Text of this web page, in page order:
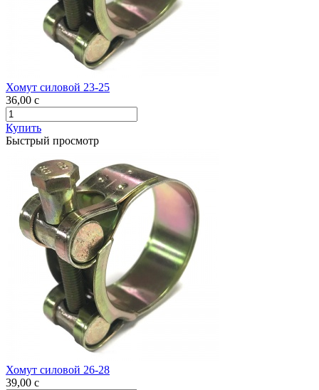
Хомут силовой 23-25
36,00 c
Купить
Быстрый просмотр
Хомут силовой 26-28
39,00 c